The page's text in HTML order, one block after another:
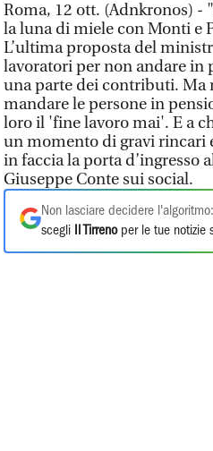
Roma, 12 ott. (Adnkronos) -
la luna di miele con Monti e
L’ultima proposta del
lavoratori per non andare in
una parte dei contributi. Ma
mandare le persone in
loro il 'fine lavoro mai'. E a
un momento di gravi rincari
in faccia la porta d’ingresso
Giuseppe Conte sui social.
Non lasciare decidere l'algoritmo:
scegli
Il Tirrenoper le tue notizie